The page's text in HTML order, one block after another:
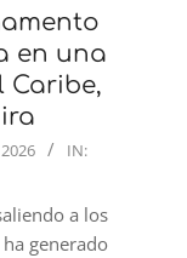
en una
Caribe,
IN:
a los
generado